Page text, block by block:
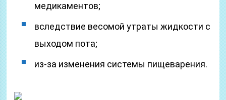
медикаментов;
вследствие весомой утраты жидкости с
выходом пота;
из-за изменения системы пищеварения.